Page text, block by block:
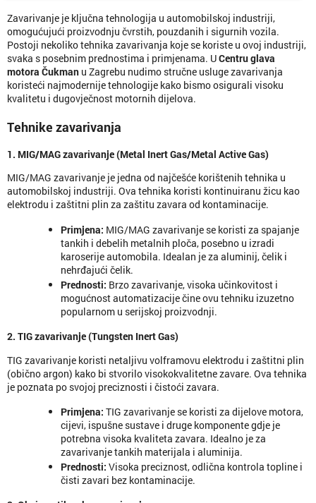
Zavarivanje je ključna tehnologija u automobilskoj industriji,
omogućujući proizvodnju čvrstih, pouzdanih i sigurnih vozila.
Postoji nekoliko tehnika zavarivanja koje se koriste u ovoj industriji,
svaka s posebnim prednostima i primjenama. UCentru glava
motora Čukman u Zagrebu nudimo stručne usluge zavarivanja
koristeći najmodernije tehnologije kako bismo osigurali visoku
kvalitetu i dugovječnost motornih dijelova.
Tehnike zavarivanja
1. MIG/MAG zavarivanje (Metal Inert Gas/Metal Active Gas)
MIG/MAG zavarivanje je jedna od najčešće korištenih tehnika u
automobilskoj industriji. Ova tehnika koristi kontinuiranu žicu kao
elektrodu i zaštitni plin za zaštitu zavara od kontaminacije.
Primjena: MIG/MAG zavarivanje se koristi za spajanje
tankih i debelih metalnih ploča, posebno u izradi
karoserije automobila. Idealan je za aluminij, čelik i
nehrđajući čelik.
Prednosti: Brzo zavarivanje, visoka učinkovitost i
mogućnost automatizacije čine ovu tehniku izuzetno
popularnom u serijskoj proizvodnji.
2. TIG zavarivanje (Tungsten Inert Gas)
TIG zavarivanje koristi netaljivu volframovu elektrodu i zaštitni plin
(obično argon) kako bi stvorilo visokokvalitetne zavare. Ova tehnika
je poznata po svojoj preciznosti i čistoći zavara.
Primjena: TIG zavarivanje se koristi za dijelove motora,
cijevi, ispušne sustave i druge komponente gdje je
potrebna visoka kvaliteta zavara. Idealno je za
zavarivanje tankih materijala i aluminija.
Prednosti: Visoka preciznost, odlična kontrola topline i
čisti zavari bez kontaminacije.